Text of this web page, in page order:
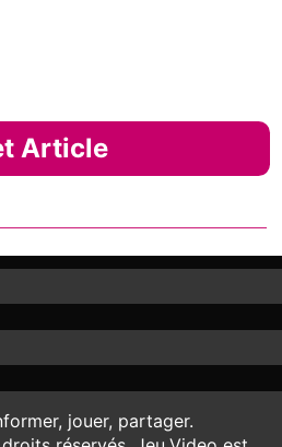
Article
jouer, partager.